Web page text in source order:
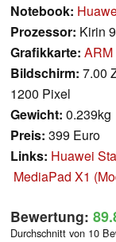
Notebook:
Prozessor: Kirin
Grafikkarte:
Bildschirm: 7.00
1200 Pixel
Gewicht: 0.239kg
Preis: 399 Euro
Links: Huawei
MediaPad X1
Bewertung:
Durchschnitt von 10